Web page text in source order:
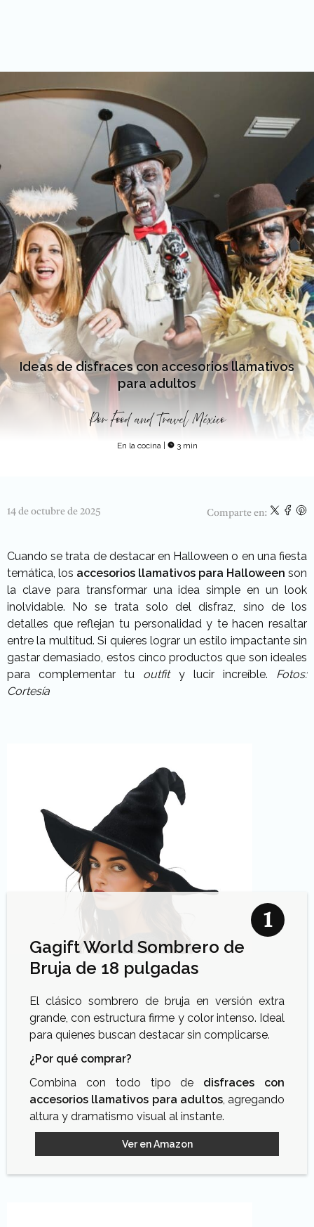
Ideas de disfraces con accesorios llamativos
para adultos
Por Food and Travel México
En la cocina 3 min
14 de octubre de 2025 Comparte en:
Cuando se trata de destacar en Halloween o en una fiesta
temática, los accesorios llamativos para Halloween son
la clave para transformar una idea simple en un look
inolvidable. No se trata solo del disfraz, sino de los
detalles que reflejan tu personalidad y te hacen resaltar
entre la multitud. Si quieres lograr un estilo impactante sin
gastar demasiado, estos cinco productos que son ideales
para complementar tu outfity lucir increíble. Fotos:
Cortesía
Gagift World Sombrero de
Bruja de 18 pulgadas
El clásico sombrero de bruja en versión extra
grande, con estructura firme y color intenso. Ideal
para quienes buscan destacar sin complicarse.
¿Por qué comprar?
Combina con todo tipo de disfraces con
accesorios llamativos para adultos, agregando
altura y dramatismo visual al instante.
Ver en Amazon